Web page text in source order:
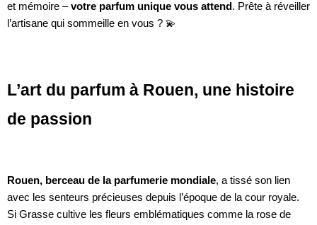
et mémoire –votre parfum unique vous attend. Prête à réveiller
l’artisane qui sommeille en vous ? 💫
L’art du parfum à Rouen, une histoire
de passion
Rouen, berceau de la parfumerie mondiale, a tissé son lien
avec les senteurs précieuses depuis l’époque de la cour royale.
Si Grasse cultive les fleurs emblématiques comme la rose de